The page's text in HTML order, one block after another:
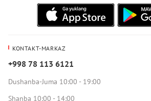
KONTAKT-MARKAZ
+998 78 113 6121
Dushanba-Juma 10:00 - 19:00
Shanba 10:00 - 14:00